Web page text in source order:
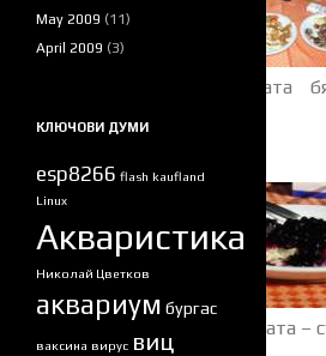
Мезетата
Закуската –
May 2009 (11)
April 2009 (3)
КЛЮЧОВИ ДУМИ
esp8266 flash kaufland
Linux
Акваристика
Николай Цветков
аквариум бургас
ваксина вирус виц